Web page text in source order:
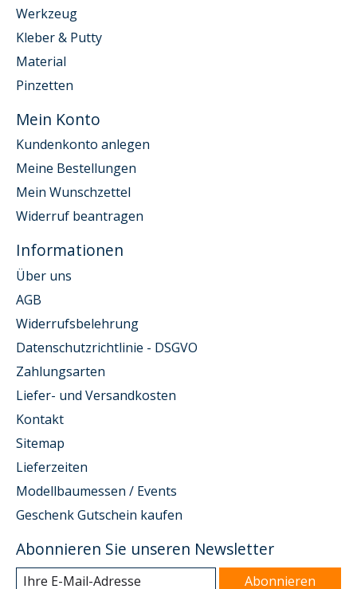
Werkzeug
Kleber & Putty
Material
Pinzetten
Mein Konto
Kundenkonto anlegen
Meine Bestellungen
Mein Wunschzettel
Widerruf beantragen
Informationen
Über uns
AGB
Widerrufsbelehrung
Datenschutzrichtlinie - DSGVO
Zahlungsarten
Liefer- und Versandkosten
Kontakt
Sitemap
Lieferzeiten
Modellbaumessen / Events
Geschenk Gutschein kaufen
Abonnieren Sie unseren Newsletter
Abonnieren